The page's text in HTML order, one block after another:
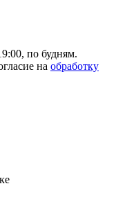
по будням.
на обработку